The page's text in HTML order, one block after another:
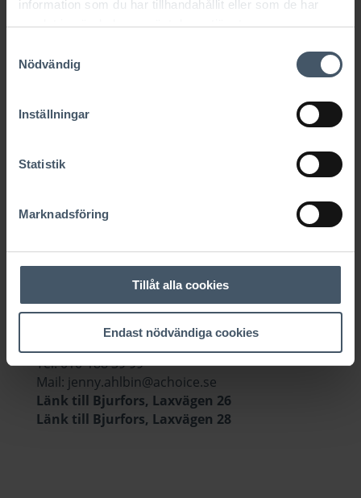
information som du har tillhandahållit eller som de har
samlat in när du har använt deras tjänster.
Nödvändig
Inställningar
Statistik
Marknadsföring
Tillåt alla cookies
Endast nödvändiga cookies
badplatser, strövområden och vandringsleder.
Med sina cirka 52 000 invånare är Hässleholms
Hässleholm är en attraktiv ort att bo och leva i.
Här finns goda kommunikationer, en utvecklad
Hässleholm finns allt du behöver. Butiker,
Bjurfors angående tomt
Jamal Natour
0701-64 19 92
Mail: jamal.natour@bjurfors.se
Kontakt arkitektritat hus
Tel:010-188 39 99
Mail: jenny.ahlbin@achoice.se
Länk till Bjurfors, Laxvägen 26
Länk till Bjurfors, Laxvägen 28